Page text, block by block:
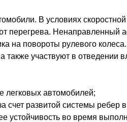
В условиях скоростной
перегрева. Ненаправленный
на повороты рулевого
также участвуют в отведении
легковых автомобилей;
счет развитой системы ребер
устойчивость во время